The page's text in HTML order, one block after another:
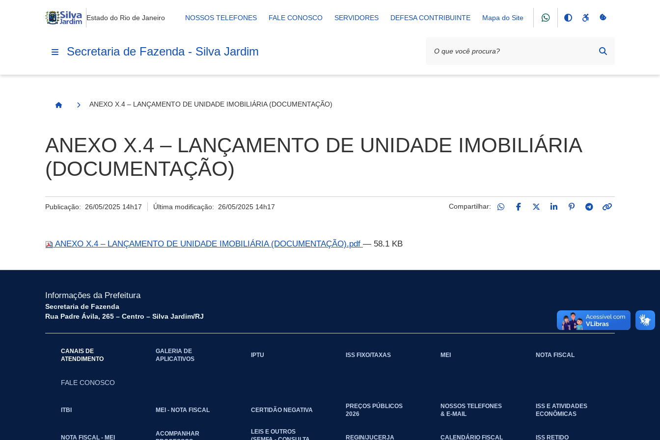
Estado do Rio de Janeiro NOSSOS TELEFONES FALE CONOSCO SERVIDORES DEFESA CONTRIBUINTE Mapa do Site
Secretaria de Fazenda - Silva Jardim
Página Inicial
ANEXO X.4 – LANÇAMENTO DE UNIDADE IMOBILIÁRIA (DOCUMENTAÇÃO)
ANEXO X.4 – LANÇAMENTO DE UNIDADE IMOBILIÁRIA
(DOCUMENTAÇÃO)
Publicação: 26/05/2025 14h17 Última modificação: 26/05/2025 14h17 Compartilhar:
ANEXO X.4 – LANÇAMENTO DE UNIDADE IMOBILIÁRIA (DOCUMENTAÇÃO).pdf — 58.1 KB
Informações da Prefeitura
Secretaria de Fazenda
Rua Padre Ávila, 265 – Centro – Silva Jardim/RJ
CANAIS DE
ATENDIMENTO
FALE CONOSCO
GALERIA DE
APLICATIVOS
IPTU ISS FIXO/TAXAS MEI NOTA FISCAL
ITBI MEI - NOTA FISCAL CERTIDÃO NEGATIVA
PREÇOS PÚBLICOS
2026
NOSSOS TELEFONES
& E-MAIL
ISS E ATIVIDADES
ECONÔMICAS
NOTA FISCAL - MEI
ACOMPANHAR
LEIS E OUTROS
REGIN/JUCERJA CALENDÁRIO FISCAL ISS RETIDO